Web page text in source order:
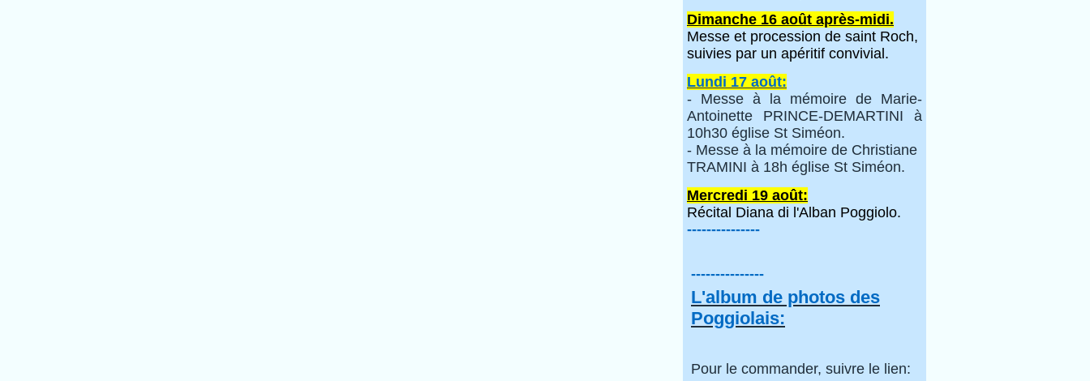
Dimanche 16 août après-midi.
Messe et procession de saint Roch,
suivies par un apéritif convivial.
Lundi 17 août:
- Messe à la mémoire de Marie-
Antoinette PRINCE-DEMARTINI à
10h30 église St Siméon.
- Messe à la mémoire de Christiane
TRAMINI à 18h église St Siméon.
Mercredi 19 août:
Récital Diana di l'Alban Poggiolo.
---------------
---------------
L'album de photos des
Poggiolais:
Pour le commander, suivre le lien: